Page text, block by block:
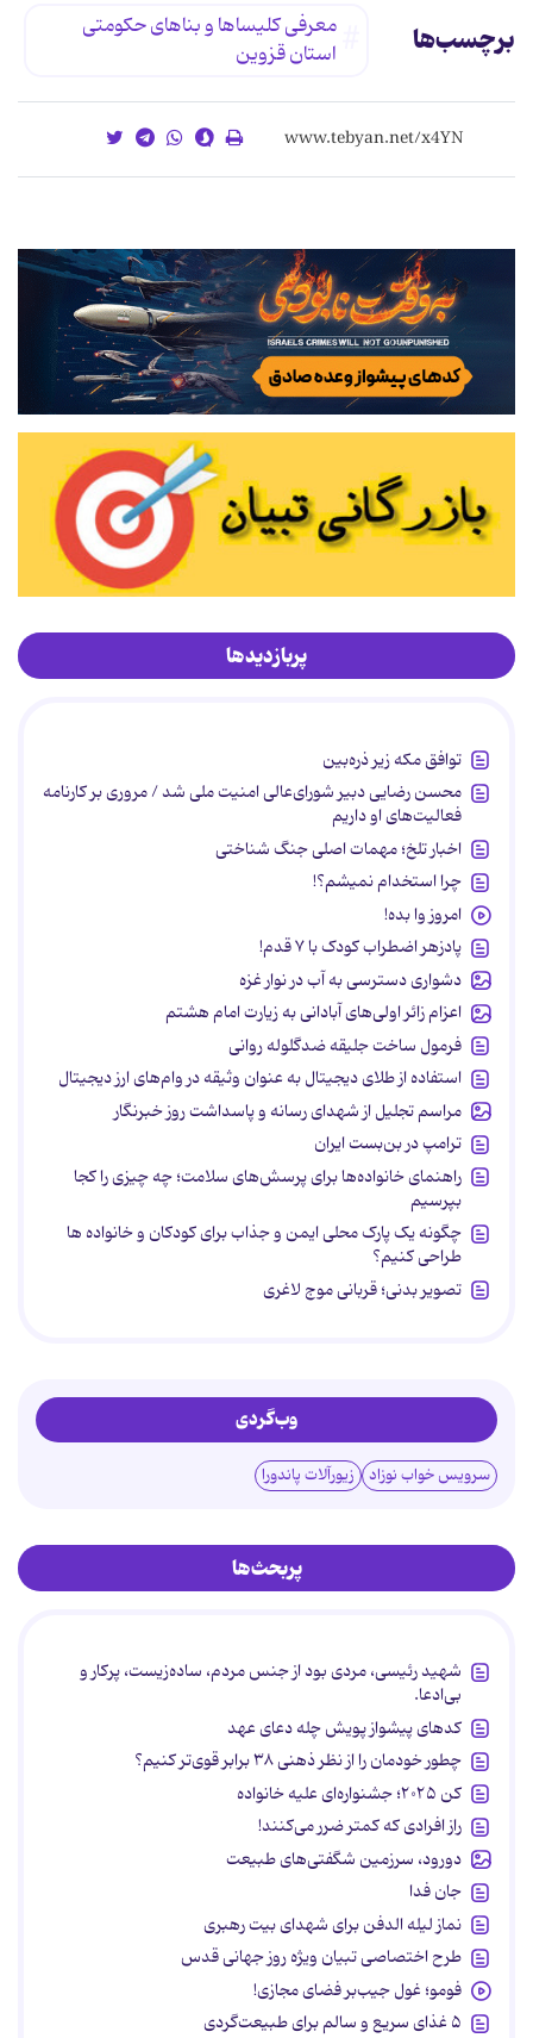
برچسب‌ها
معرفی كلیساها و بناهای حكومتی
استان قزوین
پربازدیدها
توافق مکه زیر ذره‌بین
محسن رضایی دبیر شورای‌عالی امنیت ملی شد / مروری بر کارنامه
فعالیت‌های او داریم
اخبار تلخ؛ مهمات اصلی جنگ شناختی
چرا استخدام نمیشم؟!
امروز وا بده!
پادزهر اضطراب کودک با ۷ قدم!
دشواری دسترسی به آب در نوار غزه
اعزام زائر اولی‌های آبادانی به زیارت امام هشتم
فرمول ساخت جلیقه ضدگلوله روانی
استفاده از طلای دیجیتال به عنوان وثیقه در وام‌های ارز دیجیتال
مراسم تجلیل از شهدای رسانه و پاسداشت روز خبرنگار
ترامپ در بن‌بست ایران
راهنمای خانواده‌ها برای پرسش‌های سلامت؛ چه چیزی را کجا
بپرسیم
چگونه یک پارک محلی ایمن و جذاب برای کودکان و خانواده ها
طراحی کنیم؟
تصویر بدنی؛ قربانی موج لاغری
وب‌گردی
سرویس خواب نوزاد زیورآلات پاندورا
پربحث‌ها
شهید رئیسی، مردی بود از جنس مردم، ساده‌زیست، پرکار و
بی‌ادعا.
کدهای پیشواز پویش چله دعای عهد
چطور خودمان را از نظر ذهنی ۳۸ برابر قوی‌تر کنیم؟
کن ۲۰۲۵؛ جشنواره‌ای علیه خانواده
راز افرادی که کمتر ضرر می‌کنند!
دورود، سرزمین شگفتی‌های طبیعت
جان فدا
نماز لیله الدفن برای شهدای بیت رهبری
طرح اختصاصی تبیان ویژه روز جهانی قدس
فومو؛ غول جیب‌بر فضای مجازی!
۵ غذای سریع و سالم برای طبیعت‌گردی